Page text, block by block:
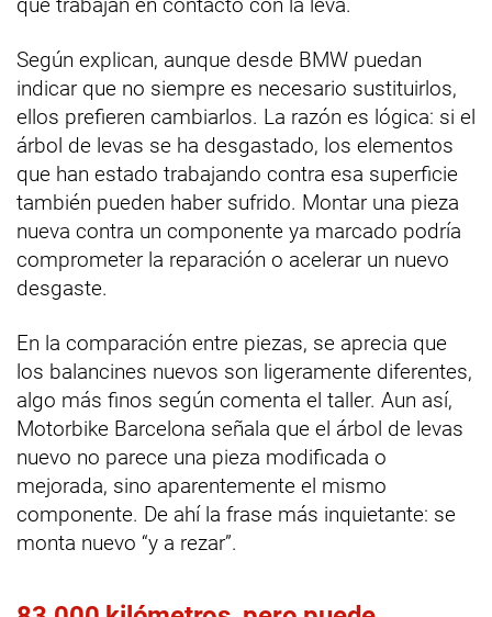
que trabajan en contacto con la leva.
Según explican, aunque desde BMW puedan
indicar que no siempre es necesario sustituirlos,
ellos prefieren cambiarlos. La razón es lógica: si el
árbol de levas se ha desgastado, los elementos
que han estado trabajando contra esa superficie
también pueden haber sufrido. Montar una pieza
nueva contra un componente ya marcado podría
comprometer la reparación o acelerar un nuevo
desgaste.
En la comparación entre piezas, se aprecia que
los balancines nuevos son ligeramente diferentes,
algo más finos según comenta el taller. Aun así,
Motorbike Barcelona señala que el árbol de levas
nuevo no parece una pieza modificada o
mejorada, sino aparentemente el mismo
componente. De ahí la frase más inquietante: se
monta nuevo “y a rezar”.